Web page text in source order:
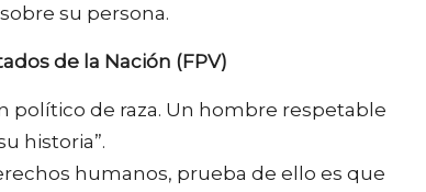
su persona.
de la Nación (FPV)
político de raza. Un hombre respetable
historia”.
humanos, prueba de ello es que